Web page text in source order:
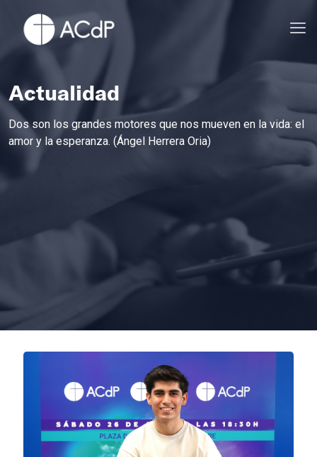
Actualidad
Dos son los grandes motores que nos mueven en la vida: el
amor y la esperanza. (Ángel Herrera Oria)